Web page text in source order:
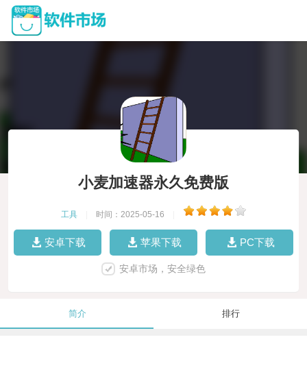
小麦加速器永久免费版
工具 时间：2025-05-16
安卓下载 苹果下载 PC下载
安卓市场，安全绿色
简介 排行